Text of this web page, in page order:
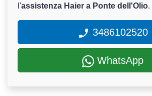
l'assistenza Haier a Ponte dell'Olio.
3486102520
WhatsApp